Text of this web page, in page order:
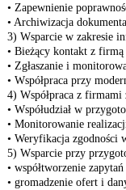
• Zapewnienie
• Archiwizacja
3) Wsparcie w zakresie
• Bieżący kontakt z firmą
• Zgłaszanie i
• Współpraca przy
4) Współpraca z firmami
• Współudział w
• Monitorowanie
• Weryfikacja zgodności
5) Wsparcie przy
• współtworzenie
• gromadzenie ofert i